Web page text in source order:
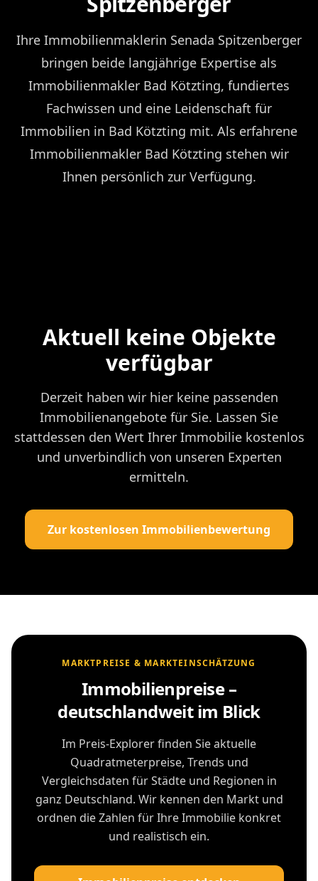
Ihre Immobilienmaklerin Senada Spitzenberger
bringen beide langjährige Expertise als
Immobilienmakler Bad Kötzting, fundiertes
Fachwissen und eine Leidenschaft für
Immobilien in Bad Kötzting mit. Als erfahrene
Immobilienmakler Bad Kötzting stehen wir
Ihnen persönlich zur Verfügung.
Aktuell keine Objekte
verfügbar
Derzeit haben wir hier keine passenden
Immobilienangebote für Sie. Lassen Sie
stattdessen den Wert Ihrer Immobilie kostenlos
und unverbindlich von unseren Experten
ermitteln.
Zur kostenlosen Immobilienbewertung
MARKTPREISE & MARKTEINSCHÄTZUNG
Immobilienpreise –
deutschlandweit im Blick
Im Preis-Explorer finden Sie aktuelle
Quadratmeterpreise, Trends und
Vergleichsdaten für Städte und Regionen in
ganz Deutschland. Wir kennen den Markt und
ordnen die Zahlen für Ihre Immobilie konkret
und realistisch ein.